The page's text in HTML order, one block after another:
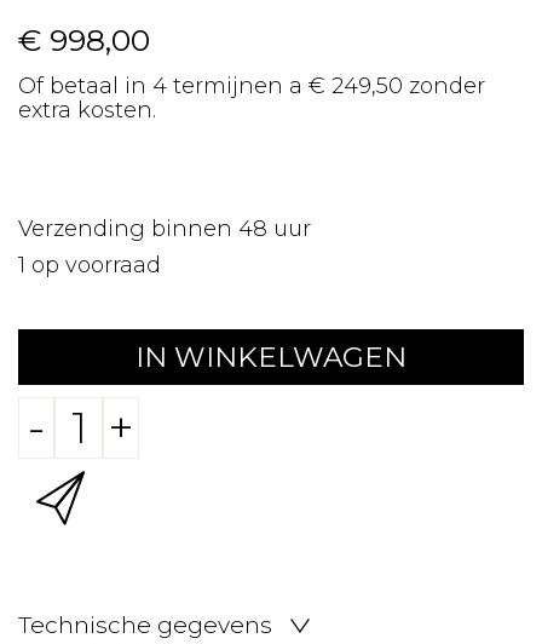
€ 998,00
Of betaal in 4 termijnen a € 249,50 zonder
extra kosten.
Verzending binnen 48 uur
1 op voorraad
IN WINKELWAGEN
- +
Technische gegevens